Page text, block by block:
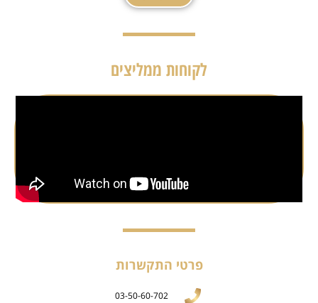
לקוחות ממליצים
פרטי התקשרות
03-50-60-702